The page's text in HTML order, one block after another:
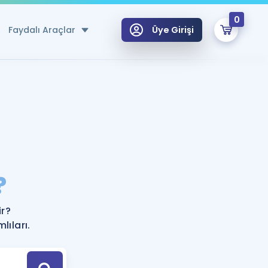
Faydalı Araçlar
Hesaplama Aracı
için Öneriler
Tek Takvimde
Üye Girişi
0
Hoca ile seni sınava hazırlayacak onlarca eğitim seni bekliyor!